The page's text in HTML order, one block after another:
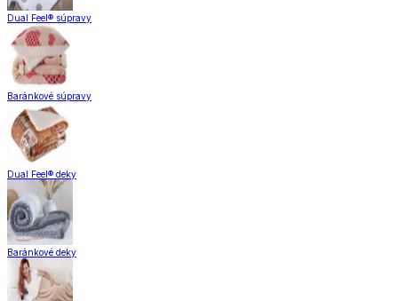
Dual Feel® súpravy
Baránkové súpravy
Dual Feel® deky
Baránkové deky